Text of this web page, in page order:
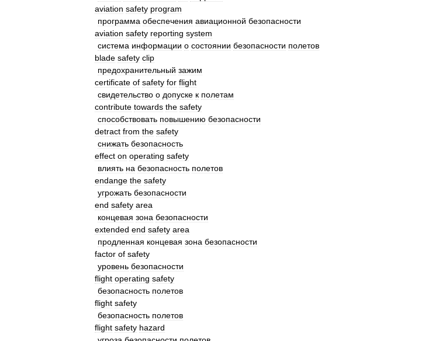
aviation safety program
программа обеспечения авиационной безопасности
aviation safety reporting system
система информации о состоянии безопасности полетов
blade safety clip
предохранительный зажим
certificate of safety for flight
свидетельство о допуске к полетам
contribute towards the safety
способствовать повышению безопасности
detract from the safety
снижать безопасность
effect on operating safety
влиять на безопасность полетов
endange the safety
угрожать безопасности
end safety area
концевая зона безопасности
extended end safety area
продленная концевая зона безопасности
factor of safety
уровень безопасности
flight operating safety
безопасность полетов
flight safety
безопасность полетов
flight safety hazard